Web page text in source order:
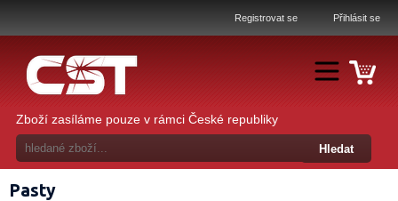
Registrovat se Přihlásit se
Zboží zasíláme pouze v rámci České republiky
Pasty